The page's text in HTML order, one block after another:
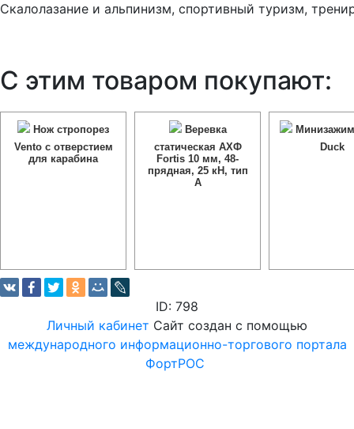
Скалолазание и альпинизм, спортивный туризм,
С этим товаром покупают:
Нож стропорез
Vento с отверстием
для карабина
Веревка
статическая АХФ
Fortis 10 мм, 48-
прядная, 25 кН, тип
А
Duck
ID: 798
Личный кабинет Сайт создан с помощью
международного информационно-торгового портала
ФортРОС